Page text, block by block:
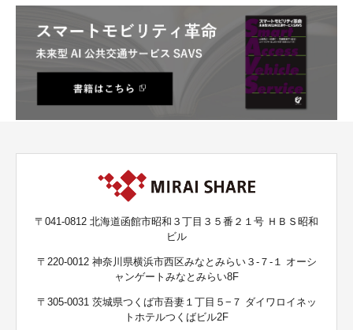
〒041-0812 北海道函館市昭和３丁目３５番２１号 ＨＢＳ昭和
ビル
〒220-0012 神奈川県横浜市西区みなとみらい３-７-１ オーシ
ャンゲートみなとみらい8F
〒305-0031 茨城県つくば市吾妻１丁目５−７ ダイワロイネッ
トホテルつくばビル2F